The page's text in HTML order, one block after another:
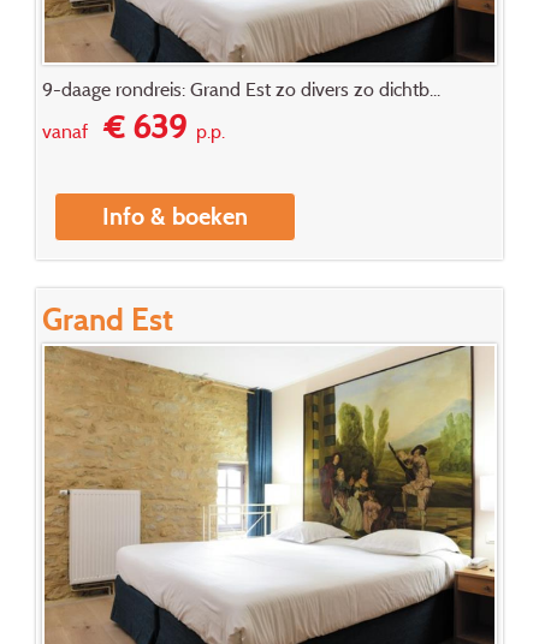
9-daage rondreis: Grand Est zo divers zo dichtb...
vanaf€ 639p.p.
Info & boeken
Grand Est